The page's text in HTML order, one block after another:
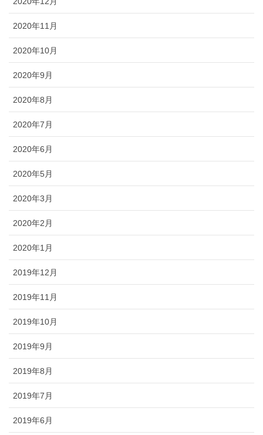
2020年11月
2020年10月
2020年9月
2020年8月
2020年7月
2020年6月
2020年5月
2020年3月
2020年2月
2020年1月
2019年12月
2019年11月
2019年10月
2019年9月
2019年8月
2019年7月
2019年6月